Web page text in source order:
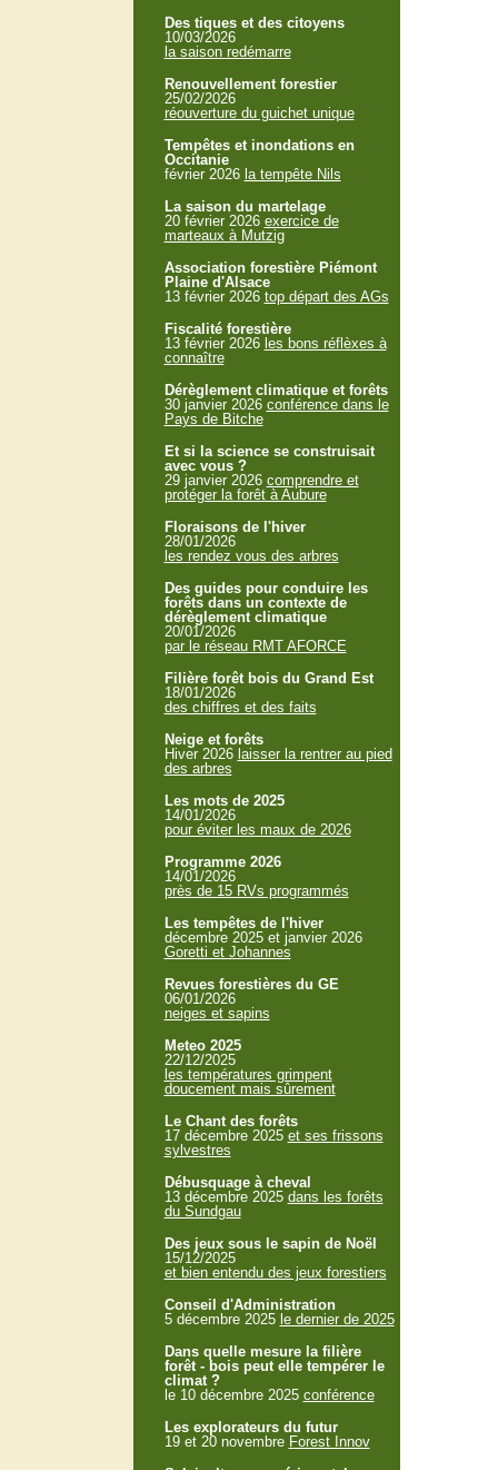
Des tiques et des citoyens
10/03/2026
la saison redémarre
Renouvellement forestier
25/02/2026
réouverture du guichet unique
Tempêtes et inondations en
Occitanie
février 2026 la tempête Nils
La saison du martelage
20 février 2026 exercice de
marteaux à Mutzig
Association forestière Piémont
Plaine d'Alsace
13 février 2026 top départ des AGs
Fiscalité forestière
13 février 2026 les bons réflèxes à
connaître
Dérèglement climatique et forêts
30 janvier 2026 conférence dans le
Pays de Bitche
Et si la science se construisait
avec vous ?
29 janvier 2026 comprendre et
protéger la forêt à Aubure
Floraisons de l'hiver
28/01/2026
les rendez vous des arbres
Des guides pour conduire les
forêts dans un contexte de
dérèglement climatique
20/01/2026
par le réseau RMT AFORCE
Filière forêt bois du Grand Est
18/01/2026
des chiffres et des faits
Neige et forêts
Hiver 2026 laisser la rentrer au pied
des arbres
Les mots de 2025
14/01/2026
pour éviter les maux de 2026
Programme 2026
14/01/2026
près de 15 RVs programmés
Les tempêtes de l'hiver
décembre 2025 et janvier 2026
Goretti et Johannes
Revues forestières du GE
06/01/2026
neiges et sapins
Meteo 2025
22/12/2025
les températures grimpent
doucement mais sûrement
Le Chant des forêts
17 décembre 2025 et ses frissons
sylvestres
Débusquage à cheval
13 décembre 2025 dans les forêts
du Sundgau
Des jeux sous le sapin de Noël
15/12/2025
et bien entendu des jeux forestiers
Conseil d'Administration
5 décembre 2025 le dernier de 2025
Dans quelle mesure la filière
forêt - bois peut elle tempérer le
climat ?
le 10 décembre 2025 conférence
Les explorateurs du futur
19 et 20 novembre Forest Innov